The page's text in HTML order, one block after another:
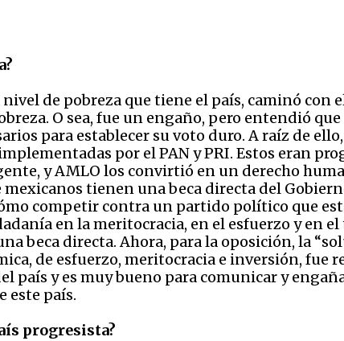
de pobreza que tiene el país, caminó con
O sea, fue un engaño, pero entendió
para establecer su voto duro. A raíz de
por el PAN y PRI. Estos eran
y AMLO los convirtió en un derecho
tienen una beca directa del
competir contra un partido político que
en la meritocracia, en el esfuerzo y en
beca directa. Ahora, para la oposición, la
de esfuerzo, meritocracia e inversión, fue
país y es muy bueno para comunicar y
este país.
progresista?